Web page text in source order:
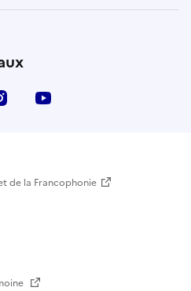
Instagram
de la Francophonie